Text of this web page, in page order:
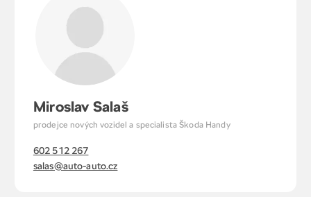
Miroslav Salaš
prodejce nových vozidel a specialista Škoda Handy
602 512 267
salas@auto-auto.cz